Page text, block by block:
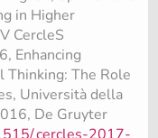
in Higher
CercleS
Enhancing
Thinking: The Role
Università della
De Gruyter